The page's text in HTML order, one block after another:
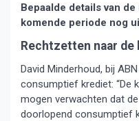
Bepaalde details van
komende periode nog
Rechtzetten naar de
David Minderhoud, bij
consumptief krediet: “De
mogen verwachten dat
doorlopend consumptief